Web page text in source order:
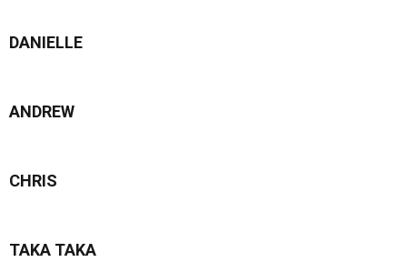
DANIELLE
ANDREW
CHRIS
TAKA TAKA